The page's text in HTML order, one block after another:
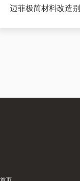
迈菲极简材料改造